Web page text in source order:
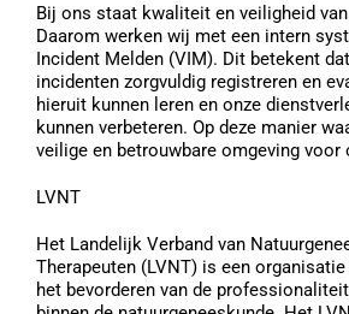
Bij ons staat kwaliteit en veiligheid
Daarom werken wij met een intern
Incident Melden (VIM). Dit betekent
incidenten zorgvuldig registreren en
hieruit kunnen leren en onze
kunnen verbeteren. Op deze manier
veilige en betrouwbare omgeving voor
LVNT
Het Landelijk Verband van
Therapeuten (LVNT) is een
het bevorderen van de